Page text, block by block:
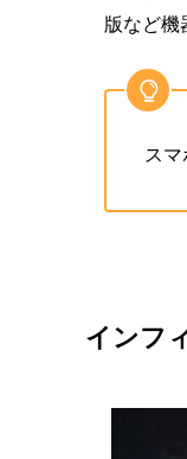
版など機
ス
インフ